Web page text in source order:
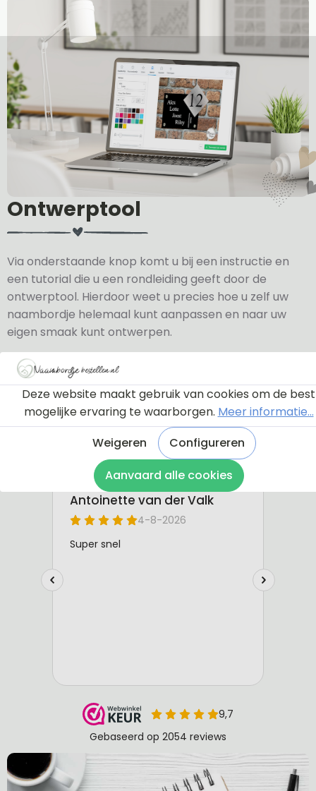
Ontwerptool
Via onderstaande knop komt u bij een instructie en
een tutorial die u een rondleiding geeft door de
ontwerptool. Hierdoor weet u precies hoe u zelf uw
naambordje helemaal kunt aanpassen en naar uw
eigen smaak kunt ontwerpen.
Bekijk de instructie
Deze website maakt gebruik van cookies om de best
mogelijke ervaring te waarborgen. Meer informatie...
Weigeren
Configureren
Aanvaard alle cookies